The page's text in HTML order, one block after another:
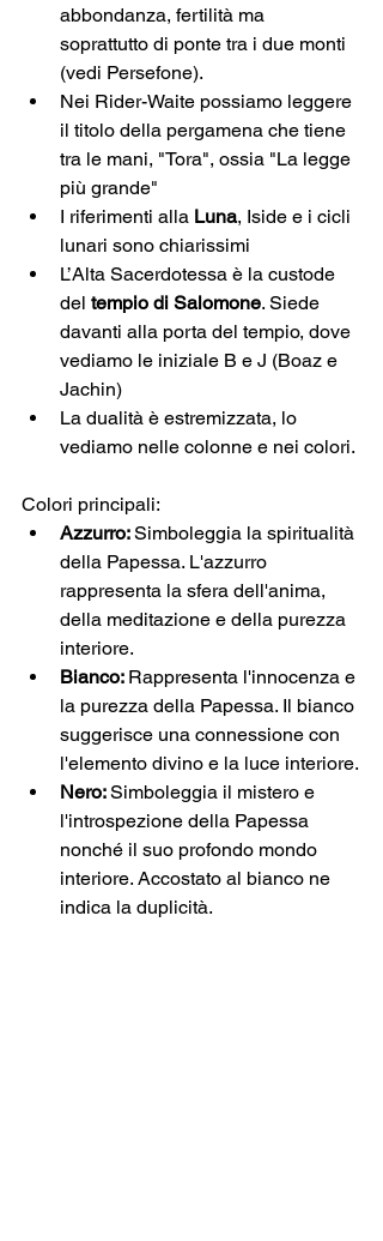
abbondanza, fertilità ma
soprattutto di ponte tra i due monti
(vedi Persefone).
Nei Rider-Waite possiamo leggere
il titolo della pergamena che tiene
tra le mani, "Tora", ossia "La legge
più grande"
I riferimenti alla Luna, Iside e i cicli
lunari sono chiarissimi
L’Alta Sacerdotessa è la custode
del tempio di Salomone. Siede
davanti alla porta del tempio, dove
vediamo le iniziale B e J (Boaz e
Jachin)
La dualità è estremizzata, lo
vediamo nelle colonne e nei colori.
Colori principali:
Azzurro: Simboleggia la spiritualità
della Papessa. L'azzurro
rappresenta la sfera dell'anima,
della meditazione e della purezza
interiore.
Bianco: Rappresenta l'innocenza e
la purezza della Papessa. Il bianco
suggerisce una connessione con
l'elemento divino e la luce interiore.
Nero: Simboleggia il mistero e
l'introspezione della Papessa
nonché il suo profondo mondo
interiore. Accostato al bianco ne
indica la duplicità.